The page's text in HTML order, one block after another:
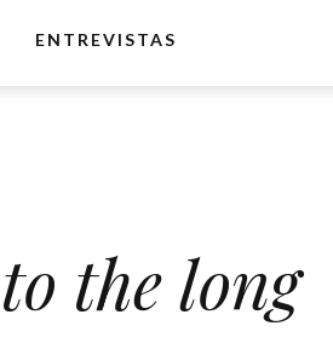
ENTREVISTAS
the long